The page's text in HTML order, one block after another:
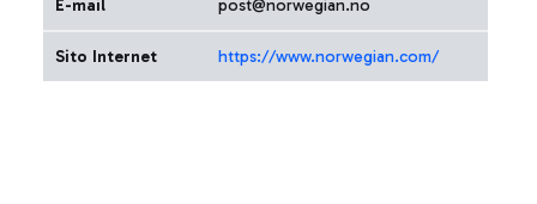
E-mail post@norwegian.no
Sito Internet https://www.norwegian.com/